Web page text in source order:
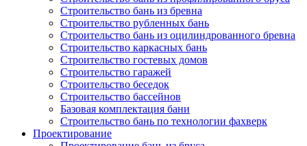
Строительство бань из бревна
Строительство рубленных бань
Строительство бань из оцилиндрованного бревна
Строительство каркасных бань
Строительство гостевых домов
Строительство гаражей
Строительство беседок
Строительство бассейнов
Базовая комплектация бани
Строительство бань по технологии фахверк
Проектирование